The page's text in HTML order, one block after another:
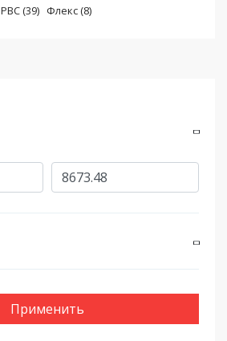
РВС (39) Флекс (8)